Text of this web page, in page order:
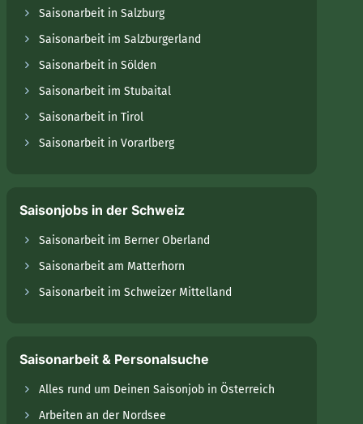
Saisonarbeit in Salzburg
Saisonarbeit im Salzburgerland
Saisonarbeit in Sölden
Saisonarbeit im Stubaital
Saisonarbeit in Tirol
Saisonarbeit in Vorarlberg
Saisonjobs in der Schweiz
Saisonarbeit im Berner Oberland
Saisonarbeit am Matterhorn
Saisonarbeit im Schweizer Mittelland
Saisonarbeit & Personalsuche
Alles rund um Deinen Saisonjob in Österreich
Arbeiten an der Nordsee